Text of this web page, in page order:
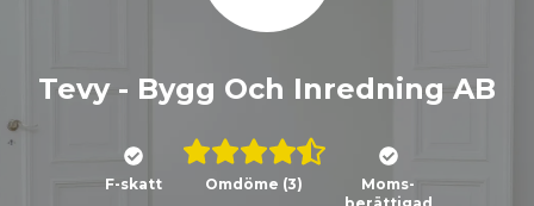
Tevy - Bygg Och Inredning AB
F-skatt Omdöme (3)
Moms-